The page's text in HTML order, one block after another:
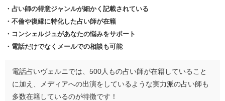
・占い師の得意ジャンルが細かく記載されている
・不倫や復縁に特化した占い師が在籍
・コンシェルジュがあなたの悩みをサポート
・電話だけでなくメールでの相談も可能
電話占いヴェルニでは、500人もの占い師が在籍していること
に加え、メディアへの出演をしているような実力派の占い師も
多数在籍しているのが特徴です！